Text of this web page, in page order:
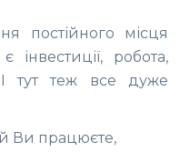
постійного місця
інвестиції, робота,
І тут теж все дуже
Ви працюєте,